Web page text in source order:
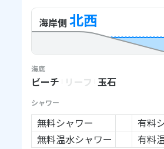
海岸側 北西
海底
ビーチ リーフ 玉石
シャワー
無料シャワー
有料
無料温水シャワー
有料